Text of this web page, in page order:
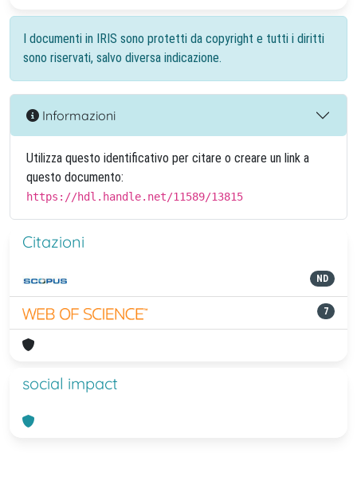
I documenti in IRIS sono protetti da copyright e tutti i diritti
sono riservati, salvo diversa indicazione.
Informazioni
Utilizza questo identificativo per citare o creare un link a
questo documento:
https://hdl.handle.net/11589/13815
Citazioni
ND
7
social impact